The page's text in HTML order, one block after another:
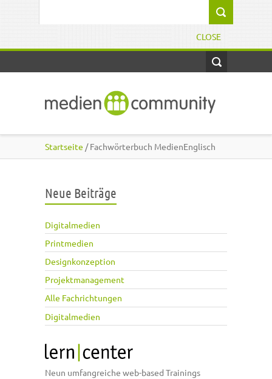
CLOSE
Startseite / Fachwörterbuch MedienEnglisch
Neue Beiträge
Digitalmedien
Printmedien
Designkonzeption
Projektmanagement
Alle Fachrichtungen
Digitalmedien
Neun umfangreiche web-based Trainings